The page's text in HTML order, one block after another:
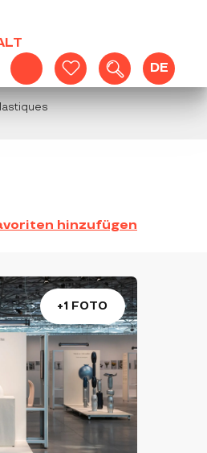
Voir les favoris
Suche
DE
favorishinzufügen
+1 FOTO